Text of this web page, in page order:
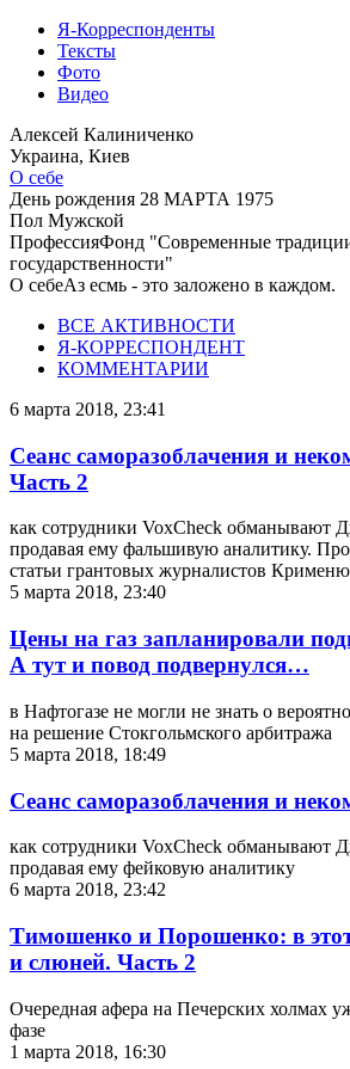
Я-Корреспонденты
Тексты
Фото
Видео
Алексей Калиниченко
Украина, Киев
О себе
День рождения 28 МАРТА 1975
Пол Мужской
ПрофессияФонд "Современные
государственности"
О себеАз есмь - это заложено в каждом.
ВСЕ АКТИВНОСТИ
Я-КОРРЕСПОНДЕНТ
КОММЕНТАРИИ
6 марта 2018, 23:41
Сеанс саморазоблачения и
Часть 2
как сотрудники VoxCheck обманывают
продавая ему фальшивую аналитику.
статьи грантовых журналистов
5 марта 2018, 23:40
Цены на газ запланировали
А тут и повод подвернулся…
в Нафтогазе не могли не знать о
на решение Стокгольмского арбитража
5 марта 2018, 18:49
Сеанс саморазоблачения и
как сотрудники VoxCheck обманывают
продавая ему фейковую аналитику
6 марта 2018, 23:42
Тимошенко и Порошенко: в этот
и слюней. Часть 2
Очередная афера на Печерских холмах
фазе
1 марта 2018, 16:30